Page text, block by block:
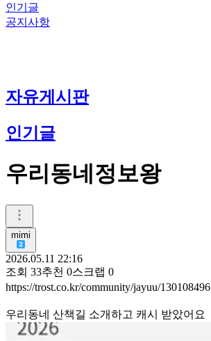
인기글
공지사항
자유게시판
인기글
우리동네정보왕
mimi
2026.05.11 22:16
조회 33추천 0스크랩 0
https://trost.co.kr/community/jayuu/130108496
우리동네 산책길 소개하고 캐시 받았어요